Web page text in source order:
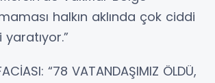
halkın aklında çok ciddi
“78 VATANDAŞIMIZ ÖLDÜ,